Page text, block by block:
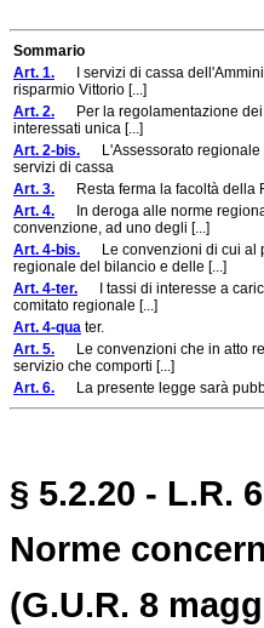
Sommario
Art. 1. I servizi di cassa
risparmio Vittorio [...]
Art. 2. Per la regolamentazione dei
interessati unica [...]
Art. 2-bis. L'Assessorato regionale
servizi di cassa
Art. 3. Resta ferma la facoltà della
Art. 4. In deroga alle norme
convenzione, ad uno degli [...]
Art. 4-bis. Le convenzioni di cui al
regionale del bilancio e delle [...]
Art. 4-ter. I tassi di interesse a
comitato regionale [...]
Art. 4-qua ter.
Art. 5. Le convenzioni che in atto
servizio che comporti [...]
Art. 6. La presente legge sarà
§ 5.2.20 - L.R.
Norme
(G.U.R. 8